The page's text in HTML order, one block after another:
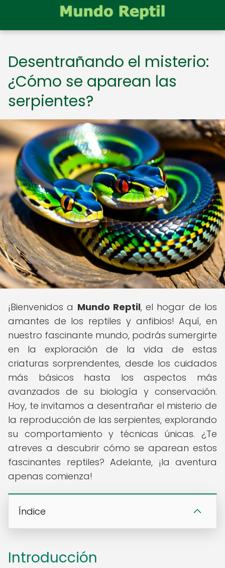
Desentrañando el misterio:
¿Cómo se aparean las
serpientes?
¡Bienvenidos a Mundo Reptil, el hogar de los
amantes de los reptiles y anfibios! Aquí, en
nuestro fascinante mundo, podrás sumergirte
en la exploración de la vida de estas
criaturas sorprendentes, desde los cuidados
más básicos hasta los aspectos más
avanzados de su biología y conservación.
Hoy, te invitamos a desentrañar el misterio de
la reproducción de las serpientes, explorando
su comportamiento y técnicas únicas. ¿Te
atreves a descubrir cómo se aparean estos
fascinantes reptiles? Adelante, ¡la aventura
apenas comienza!
Índice
Introducción